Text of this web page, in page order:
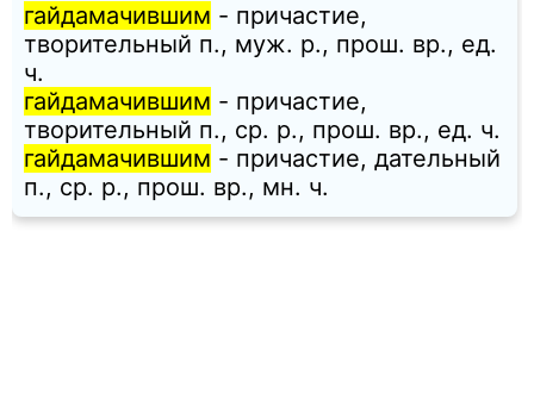
гайдамачившим - причастие,
творительный п., муж. p., прош. вр., ед.
ч.
гайдамачившим - причастие,
творительный п., ср. p., прош. вр., ед. ч.
гайдамачившим - причастие, дательный
п., ср. p., прош. вр., мн. ч.